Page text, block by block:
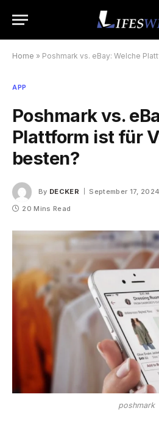
Home » Poshmark vs. eBay: Welche
APP
Poshmark vs.
Plattform ist für
besten?
By DECKER September 17, 2024
20 Mins Read
poshmark